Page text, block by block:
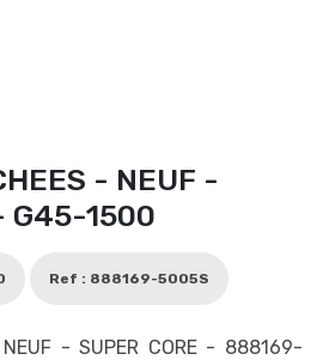
- NEUF -
G45-1500
Ref : 888169-5005S
NEUF - SUPER CORE - 888169-